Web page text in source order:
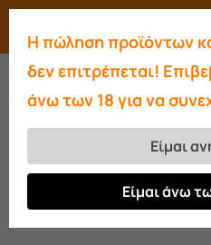
Skip
main
contentΑρχική σελίδα
NA GRANI HMD
Η πώληση προϊόντων
δεν επιτρέπεται!
άνω των 18 για να
Είμαι
Είμαι άνω